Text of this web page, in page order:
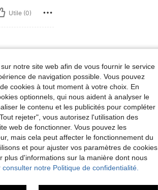
Utile (0)
notre site web afin de vous fournir le service
de navigation possible. Vous pouvez
cookies à tout moment à votre choix. En
optionnels, qui nous aident à analyser le
le contenu et les publicités pour compléter
rejeter", vous autorisez l'utilisation des
web de fonctionner. Vous pouvez les
mais cela peut affecter le fonctionnement du
et pour ajuster vos paramètres de cookies
plus d'informations sur la manière dont nous
notre Politique de confidentialité.